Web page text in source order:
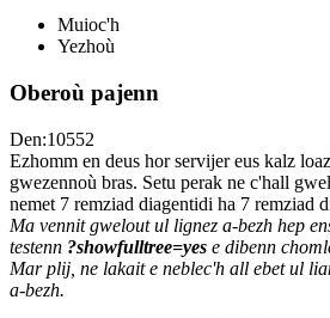
Muioc'h
Yezhoù
Oberoù pajenn
Den:10552
Ezhomm en deus hor servijer eus kalz
gwezennoù bras. Setu perak ne c'hall
nemet 7 remziad diagentidi ha 7 remziad
Ma vennit gwelout ul lignez a-bezh hep
testenn ?showfulltree=yes e dibenn
Mar plij, ne lakait e neblec'h all ebet ul
a-bezh.